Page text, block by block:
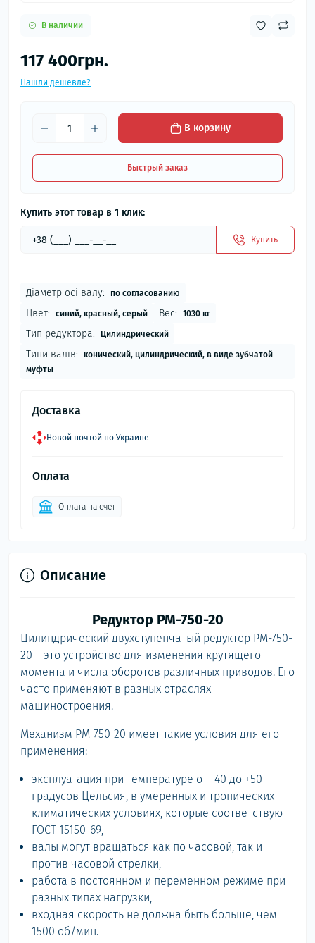
В наличии
117 400грн.
Нашли дешевле?
В корзину
Быстрый заказ
Купить этот товар в 1 клик:
Купить
Діаметр осі валу: по согласованию
Цвет: синий, красный, серый Вес: 1030 кг
Тип редуктора: Цилиндрический
Типи валів:
конический, цилиндрический, в виде зубчатой
муфты
Доставка
Новой почтой по Украине
Оплата
Оплата на счет
Описание
Редуктор РМ-750-20
Цилиндрический двухступенчатый редуктор РМ-750-
20 – это устройство для изменения крутящего
момента и числа оборотов различных приводов. Его
часто применяют в разных отраслях
машиностроения.
Механизм РМ-750-20 имеет такие условия для его
применения:
эксплуатация при температуре от -40 до +50
градусов Цельсия, в умеренных и тропических
климатических условиях, которые соответствуют
ГОСТ 15150-69,
валы могут вращаться как по часовой, так и
против часовой стрелки,
работа в постоянном и переменном режиме при
разных типах нагрузки,
входная скорость не должна быть больше, чем
1500 об/мин.